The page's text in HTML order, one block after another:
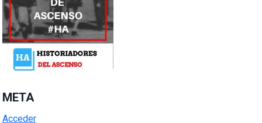
META
Acceder